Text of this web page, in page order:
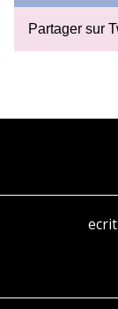
Partager sur